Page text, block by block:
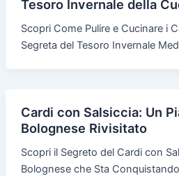
Tesoro Invernale della
Scopri Come Pulire e Cucinare i
Segreta del Tesoro Invernale
Cardi con Salsiccia: Un
Bolognese Rivisitato
Scopri il Segreto del Cardi con
Bolognese che Sta